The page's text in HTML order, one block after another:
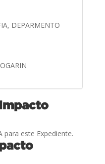
DEPARMENTO
este Expediente.